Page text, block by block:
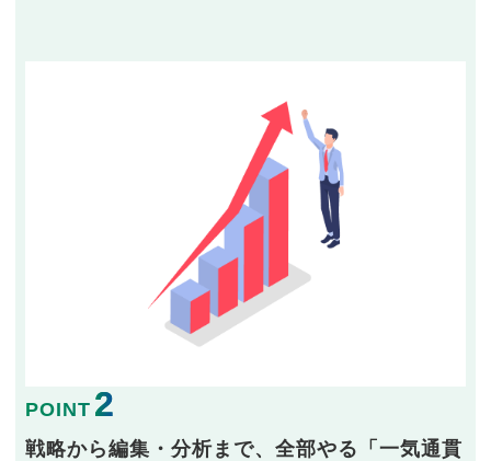
POINT 2
戦略から編集・分析まで、全部やる「一気通貫